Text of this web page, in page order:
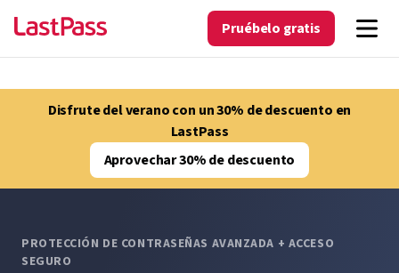
Pruébelo gratis
Disfrute del verano con un 30% de descuento en
LastPass
Aprovechar 30% de descuento
PROTECCIÓN DE CONTRASEÑAS AVANZADA + ACCESO
SEGURO